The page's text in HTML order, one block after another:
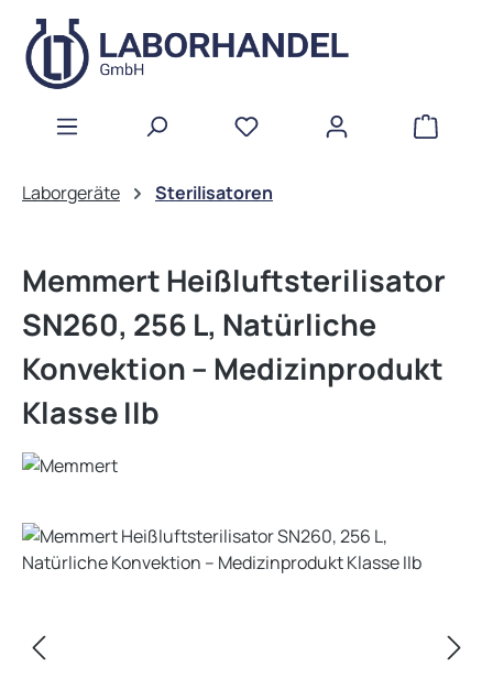
Zum Hauptinhalt springen
Laborgeräte Sterilisatoren
Memmert Heißluftsterilisator
SN260, 256 L, Natürliche
Konvektion – Medizinprodukt
Klasse IIb
Bildergalerie überspringen